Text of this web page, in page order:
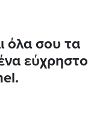
όλα σου τα
εύχρηστο